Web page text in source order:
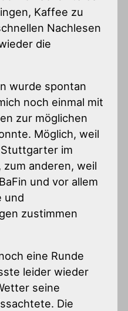
Kaffee zu
Nachlesen
die
wurde spontan
noch einmal mit
zur möglichen
Möglich, weil
im
anderen, weil
und vor allem
und
zustimmen
eine Runde
leider wieder
seine
Die